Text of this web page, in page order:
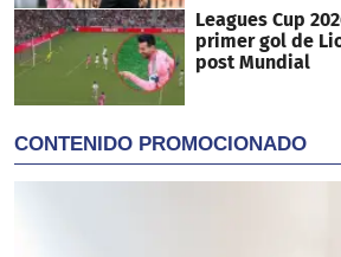
Leagues Cup
primer gol de
post Mundial